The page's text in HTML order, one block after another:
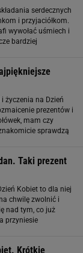
serdecznych
i przyjaciółkom.
wywołać uśmiech i
bardziej
życzenia na Dzień
prezentów i
mam czy
sprawdzą
Taki prezent
Kobiet to dla niej
chwilę zwolnić i
nad tym, co już
przyniesie
Krótkie